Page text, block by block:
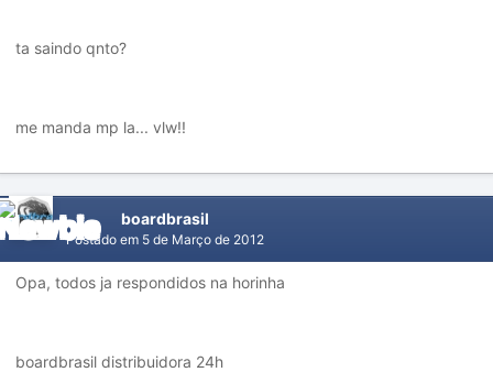
ta saindo qnto?
me manda mp la... vlw!!
boardbrasil
Postado em 5 de Março de 2012
Opa, todos ja respondidos na horinha
boardbrasil distribuidora 24h